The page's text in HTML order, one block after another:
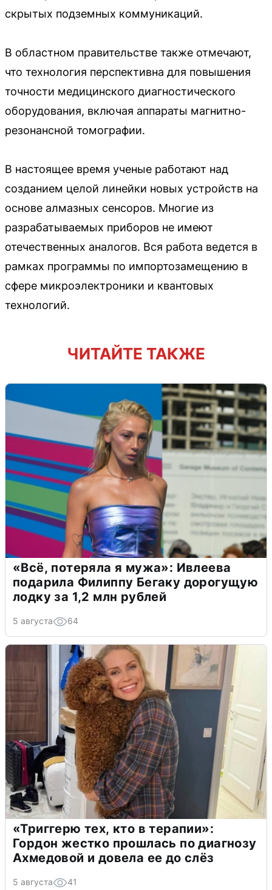
скрытых подземных коммуникаций.
В областном правительстве также отмечают,
что технология перспективна для повышения
точности медицинского диагностического
оборудования, включая аппараты магнитно-
резонансной томографии.
В настоящее время ученые работают над
созданием целой линейки новых устройств на
основе алмазных сенсоров. Многие из
разрабатываемых приборов не имеют
отечественных аналогов. Вся работа ведется в
рамках программы по импортозамещению в
сфере микроэлектроники и квантовых
технологий.
ЧИТАЙТЕ ТАКЖЕ
«Всё, потеряла я мужа»: Ивлеева
подарила Филиппу Бегаку дорогущую
лодку за 1,2 млн рублей
5 августа 64
«Триггерю тех, кто в терапии»:
Гордон жестко прошлась по диагнозу
Ахмедовой и довела ее до слёз
5 августа 41